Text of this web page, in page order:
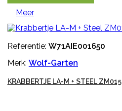
Meer
Referentie: W71AIE001650
Merk: Wolf-Garten
KRABBERTJE LA-M + STEEL ZM015